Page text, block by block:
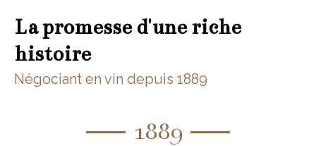
La promesse d'une riche
histoire
Négociant en vin depuis 1889
1889